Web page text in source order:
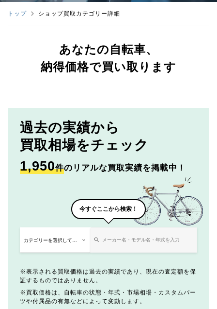
トップ ショップ買取カテゴリー詳細
あなたの自転車、
納得価格で買い取ります
過去の実績から
買取相場をチェック
1,950件のリアルな買取実績を掲載中！
今すぐここから検索！
表示される買取価格は過去の実績であり、現在の査定額を保
証するものではありません。
買取価格は、自転車の状態・年式・市場相場・カスタムパー
ツや付属品の有無などによって変動します。